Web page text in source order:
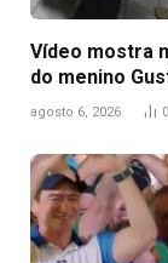
Vídeo mostra
do menino
agosto 6, 2026 0